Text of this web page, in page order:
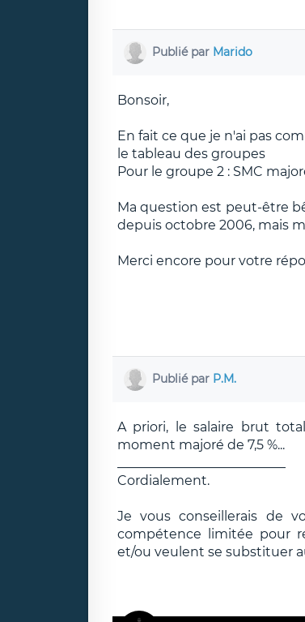
Publié par Marido
Bonsoir,
En fait ce que je n'ai pas
le tableau des groupes
Pour le groupe 2 : SMC
Ma question est peut-être
depuis octobre 2006, mais
Merci encore pour votre
Publié par P.M.
A priori, le salaire brut
moment majoré de 7,5 %...
Cordialement.
Je vous conseillerais de
compétence limitée pour
et/ou veulent se substituer